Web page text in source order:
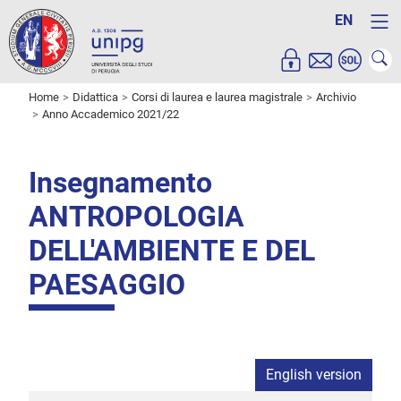
EN
Home Didattica Corsi di laurea e laurea magistrale
Archivio
Anno Accademico 2021/22
Insegnamento
ANTROPOLOGIA
DELL'AMBIENTE E DEL
PAESAGGIO
English version